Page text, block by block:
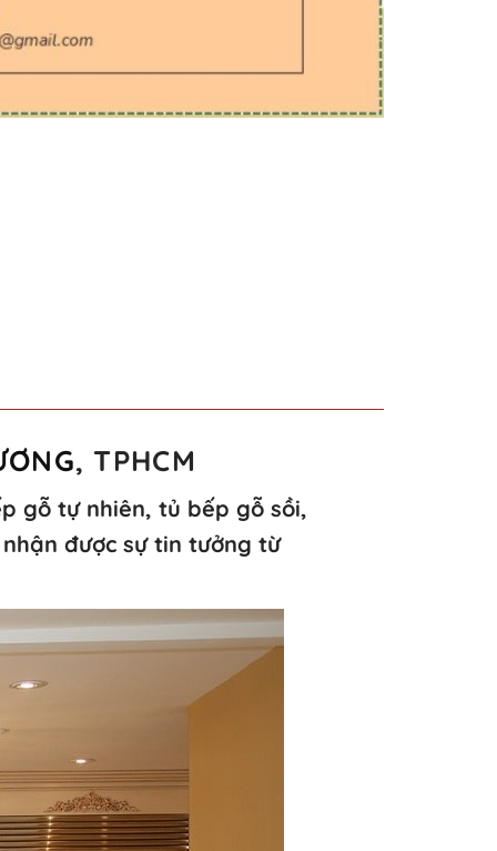
, TPHCM
gỗ tự nhiên, tủ bếp gỗ sồi,
được sự tin tưởng từ